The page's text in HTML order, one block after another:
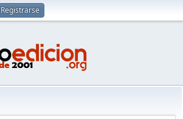
Registrarse